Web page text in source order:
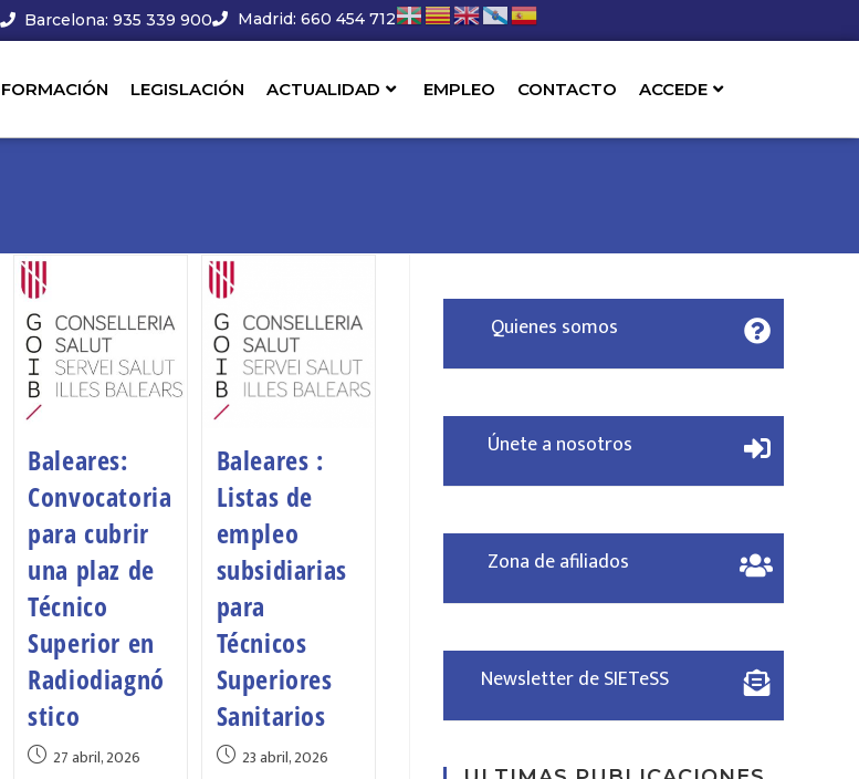
Barcelona: 935 339 900 Madrid: 660 454 712
FORMACIÓN LEGISLACIÓN ACTUALIDAD EMPLEO CONTACTO ACCEDE
Baleares:
Convocatoria
para cubrir
una plaz de
Técnico
Superior en
Radiodiagnó
stico
27 abril, 2026
Baleares :
Listas de
empleo
subsidiarias
para
Técnicos
Superiores
Sanitarios
23 abril, 2026
Quienes somos
Únete a nosotros
Zona de afiliados
Newsletter de SIETeSS